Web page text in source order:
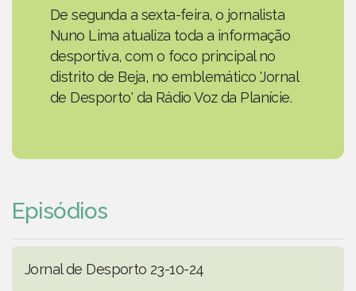
De segunda a sexta-feira, o jornalista
Nuno Lima atualiza toda a informação
desportiva, com o foco principal no
distrito de Beja, no emblemático 'Jornal
de Desporto' da Rádio Voz da Planície.
Episódios
Jornal de Desporto 23-10-24